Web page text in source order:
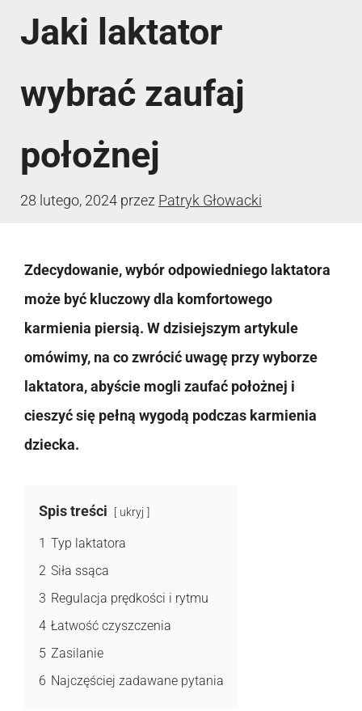
Jaki laktator
wybrać zaufaj
położnej
28 lutego, 2024 przez Patryk Głowacki
Zdecydowanie, wybór odpowiedniego laktatora
może być kluczowy dla komfortowego
karmienia piersią. W dzisiejszym artykule
omówimy, na co zwrócić uwagę przy wyborze
laktatora, abyście mogli zaufać położnej i
cieszyć się pełną wygodą podczas karmienia
dziecka.
Spis treści ukryj
1 Typ laktatora
2 Siła ssąca
3 Regulacja prędkości i rytmu
4 Łatwość czyszczenia
5 Zasilanie
6 Najczęściej zadawane pytania